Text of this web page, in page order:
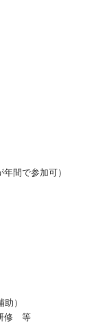
間で参加可）
）
修 等